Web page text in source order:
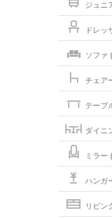
ジュニ
ドレッ
ソファ
チェア
テーブ
ダイニ
ミラー
ハンガ
リビン